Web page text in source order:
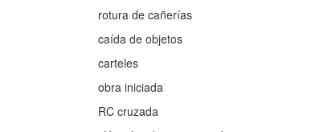
rotura de cañerías
caída de objetos
carteles
obra iniciada
RC cruzada